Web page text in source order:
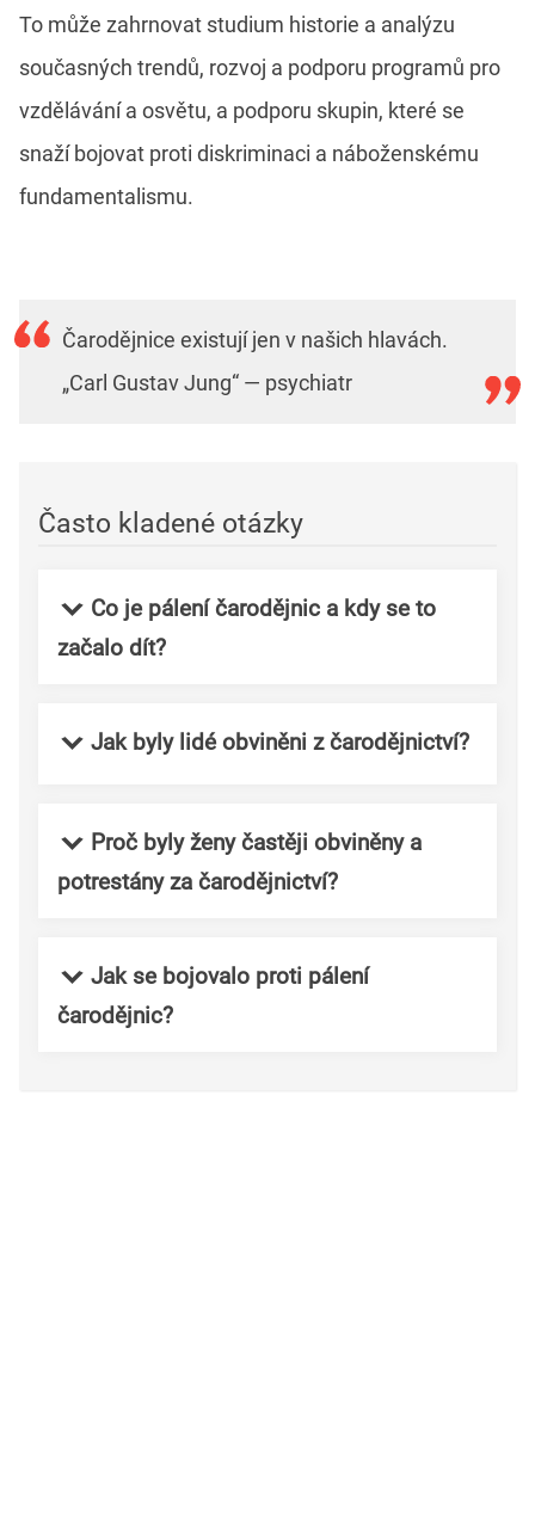
To může zahrnovat studium historie a analýzu
současných trendů, rozvoj a podporu programů pro
vzdělávání a osvětu, a podporu skupin, které se
snaží bojovat proti diskriminaci a náboženskému
fundamentalismu.
Čarodějnice existují jen v našich hlavách.
„Carl Gustav Jung“ — psychiatr
Často kladené otázky
Co je pálení čarodějnic a kdy se to
začalo dít?
Jak byly lidé obviněni z čarodějnictví?
Proč byly ženy častěji obviněny a
potrestány za čarodějnictví?
Jak se bojovalo proti pálení
čarodějnic?